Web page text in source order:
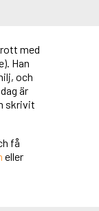
med
Han
och
är
skrivit
få
eller